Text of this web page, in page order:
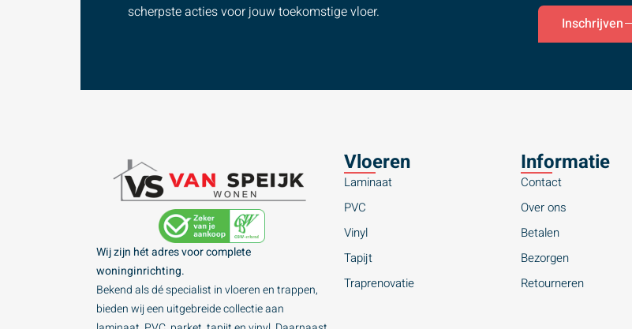
scherpste acties voor jouw toekomstige vloer.
Inschrijven
Wij zijn hét adres voor complete
woninginrichting.
Bekend als dé specialist in vloeren en trappen,
bieden wij een uitgebreide collectie aan
Vloeren
Laminaat
PVC
Vinyl
Tapijt
Traprenovatie
Informatie
Contact
Over ons
Betalen
Bezorgen
Retourneren